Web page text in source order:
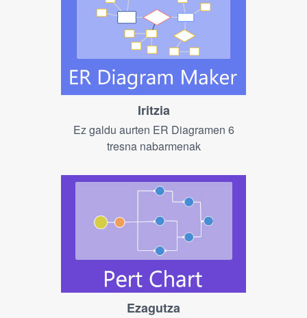
Iritzia
Ez galdu aurten ER Diagramen 6
tresna nabarmenak
Ezagutza